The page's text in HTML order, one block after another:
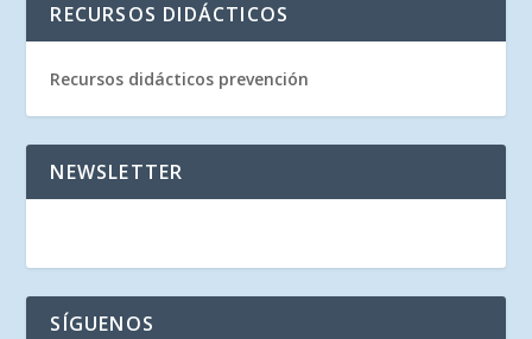
RECURSOS DIDÁCTICOS
Recursos didácticos prevención
NEWSLETTER
SÍGUENOS